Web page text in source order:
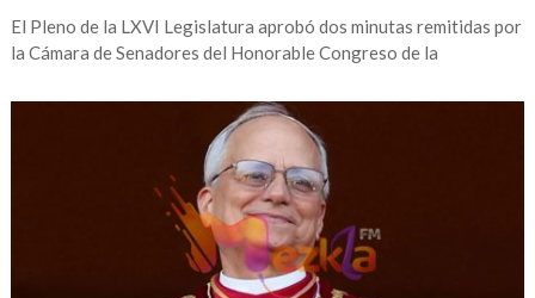
El Pleno de la LXVI Legislatura aprobó dos minutas remitidas por
la Cámara de Senadores del Honorable Congreso de la